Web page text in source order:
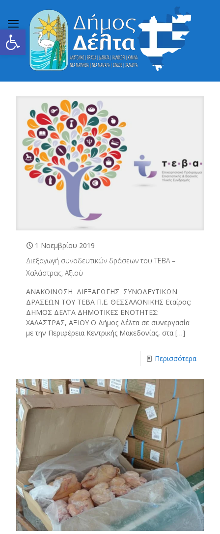
Ανοίξτε τη γραμμή εργαλείων
1 Νοεμβρίου 2019
Διεξαγωγή συνοδευτικών δράσεων του ΤΕΒΑ –
Χαλάστρας, Αξιού
ΑΝΑΚΟΙΝΩΣΗ ΔΙΕΞΑΓΩΓΗΣ ΣΥΝΟΔΕΥΤΙΚΩΝ
ΔΡΑΣΕΩΝ ΤΟΥ ΤΕΒΑ Π.Ε. ΘΕΣΣΑΛΟΝΙΚΗΣ Εταίρος:
ΔΗΜΟΣ ΔΕΛΤΑ ΔΗΜΟΤΙΚΕΣ ΕΝΟΤΗΤΕΣ:
ΧΑΛΑΣΤΡΑΣ, ΑΞΙΟΥ Ο Δήμος Δέλτα σε συνεργασία
με την Περιφέρεια Κεντρικής Μακεδονίας, στα […]
Περισσότερα